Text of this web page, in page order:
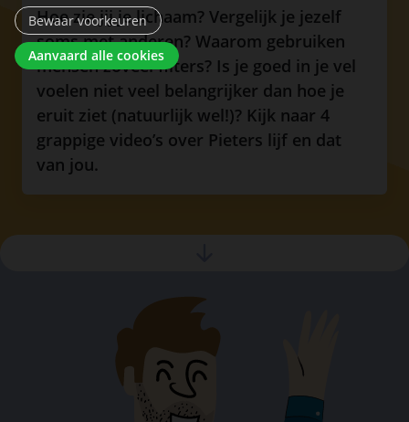
Bewaar voorkeuren
Aanvaard alle cookies Toestemming intrekken
Hoe zie jij je lichaam? Vergelijk je jezelf
soms met anderen? Waarom gebruiken
mensen zoveel filters? Is je goed in je vel
voelen niet veel belangrijker dan hoe je
eruit ziet (natuurlijk wel!)? Kijk naar 4
grappige video’s over Pieters lijf en dat
van jou.